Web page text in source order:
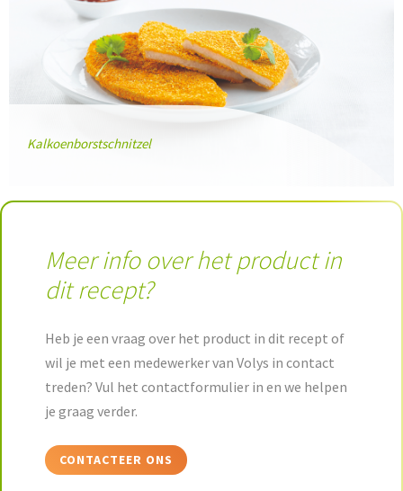
Kalkoenborstschnitzel
Meer info over het product in
dit recept?
Heb je een vraag over het product in dit recept of
wil je met een medewerker van Volys in contact
treden? Vul het contactformulier in en we helpen
je graag verder.
CONTACTEER ONS